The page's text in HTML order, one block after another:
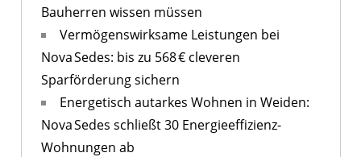
Bauherren wissen müssen
Vermögenswirksame Leistungen bei
Nova Sedes: bis zu 568 € cleveren
Sparförderung sichern
Energetisch autarkes Wohnen in Weiden:
Nova Sedes schließt 30 Energieeffizienz-
Wohnungen ab